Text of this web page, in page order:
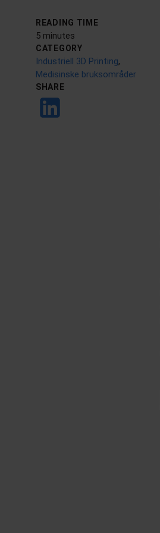
READING TIME
5 minutes
CATEGORY
Industriell 3D Printing,
Medisinske bruksområder
SHARE